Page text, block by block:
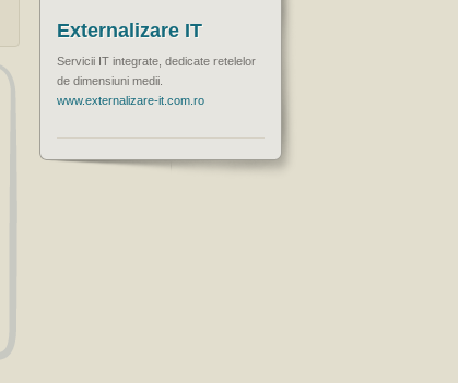
Externalizare IT
Servicii IT integrate, dedicate retelelor
de dimensiuni medii.
www.externalizare-it.com.ro